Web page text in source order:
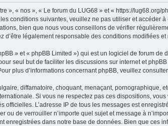
», « nos », « Le forum du LUG68 » et « https://lug68.org/
conditions suivantes, veuillez ne pas utiliser et accéder
bien que nous vous conseillons de vérifier
légalement responsable des conditions modifiées et
» et « phpBB Limited ») qui est un logiciel de forum de
seul but de faciliter les discussions sur internet et
plus d’informations concernant phpBB, veuillez consulter
diffamatoire, choquant, menaçant, pornographique,
Si vous ne respectez pas ces dispositions,
officielles. L’adresse IP de tous les messages est
de verrouiller n’importe quel sujet et message à
dans notre base de données. Bien que ces